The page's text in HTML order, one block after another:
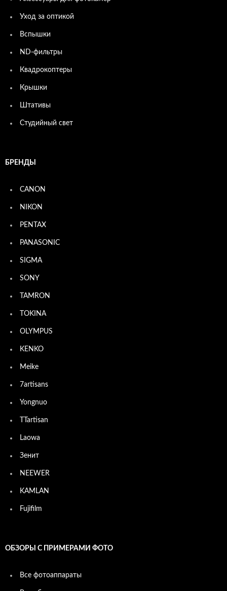
Уход за оптикой
Вспышки
ND-фильтры
Квадрокоптеры
Крышки
Штативы
Студийный свет
БРЕНДЫ
CANON
NIKON
PENTAX
PANASONIC
SIGMA
SONY
TAMRON
TOKINA
OLYMPUS
KENKO
Meike
7artisans
Yongnuo
TTartisan
Laowa
Зенит
NEEWER
KAMLAN
Fujifilm
ОБЗОРЫ С ПРИМЕРАМИ ФОТО
Все фотоаппараты